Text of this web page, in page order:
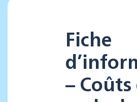
Fiche
–